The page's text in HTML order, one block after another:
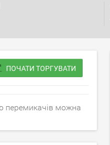
ПОЧАТИ ТОРГУВАТИ
перемикачів можна